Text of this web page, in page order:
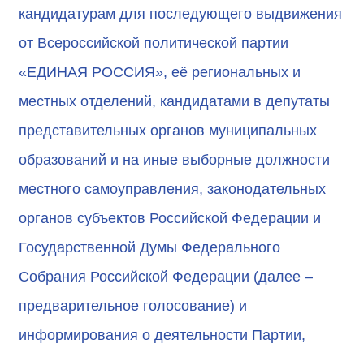
кандидатурам для последующего выдвижения
от Всероссийской политической партии
«ЕДИНАЯ РОССИЯ», её региональных и
местных отделений, кандидатами в депутаты
представительных органов муниципальных
образований и на иные выборные должности
местного самоуправления, законодательных
органов субъектов Российской Федерации и
Государственной Думы Федерального
Собрания Российской Федерации (далее –
предварительное голосование) и
информирования о деятельности Партии,